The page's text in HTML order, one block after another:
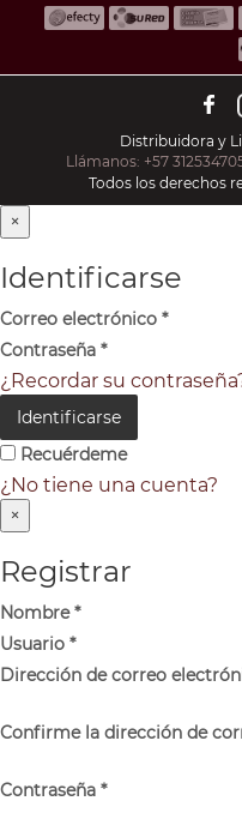
Distribuidora y
Llámanos: +57
Todos los derechos
×
Identificarse
Correo electrónico *
Contraseña *
¿Recordar su
Identificarse
Recuérdeme
¿No tiene una cuenta?
×
Registrar
Nombre*
Usuario *
Dirección de correo
Confirme la dirección de
Contraseña *